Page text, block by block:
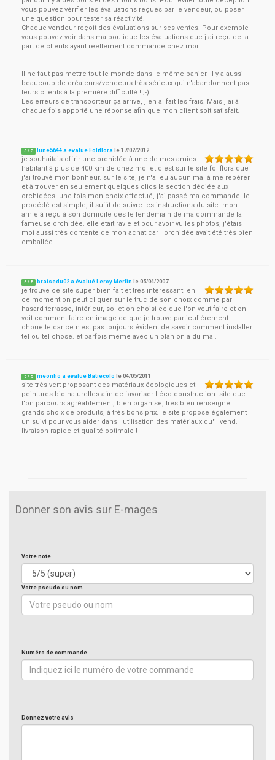
vous pouvez vérifier les évaluations reçues par le vendeur, ou poser
une question pour tester sa réactivité.
Chaque vendeur reçoit des évaluations sur ses ventes. Pour exemple
vous pouvez voir dans ma boutique les évaluations que j'ai reçu de la
part de clients ayant réellement commandé chez moi.
Il ne faut pas mettre tout le monde dans le même panier. Il y a aussi
beaucoup de créateurs/vendeurs très sérieux qui n'abandonnent pas
leurs clients à la première difficulté ! ;-)
Les erreurs de transporteur ça arrive, j'en ai fait les frais. Mais j'ai à
chaque fois apporté une réponse afin que mon client soit satisfait.
5 / 5 lune5644 a évalué Foliflora le17/02/2012
je souhaitais offrir une orchidée à une de mes amies
habitant à plus de 400 km de chez moi et c'est sur le site foliflora que
j'ai trouvé mon bonheur. sur le site, je n'ai eu aucun mal à me repérer
et à trouver en seulement quelques clics la section dédiée aux
orchidées. une fois mon choix effectué, j'ai passé ma commande. le
procédé est simple, il suffit de suivre les instructions du site. mon
amie à reçu à son domicile dès le lendemain de ma commande la
fameuse orchidée. elle était ravie et pour avoir vu les photos, j'étais
moi aussi très contente de mon achat car l'orchidée avait été très bien
emballée.
5 / 5 braisedu02 a évalué Leroy Merlin le05/04/2007
je trouve ce site super bien fait et trés intéressant. en
ce moment on peut cliquer sur le truc de son choix comme par
hasard terrasse, intérieur, sol et on choisi ce que l'on veut faire et on
voit comment faire en image ce que je trouve particuliérement
chouette car ce n'est pas toujours évident de savoir comment installer
tel ou tel chose. et parfois même avec un plan on a du mal.
5 / 5 meonho a évalué Batiecolo le04/05/2011
site très vert proposant des matériaux écologiques et
peintures bio naturelles afin de favoriser l'éco-construction. site que
l'on parcours agréablement, bien organisé, très bien renseigné.
grands choix de produits, à très bons prix. le site propose également
un suivi pour vous aider dans l'utilisation des matériaux qu'il vend.
livraison rapide et qualité optimale !
Donner son avis sur E-mages
Votre note
Votre pseudo ou nom
Numéro de commande
Donnez votre avis